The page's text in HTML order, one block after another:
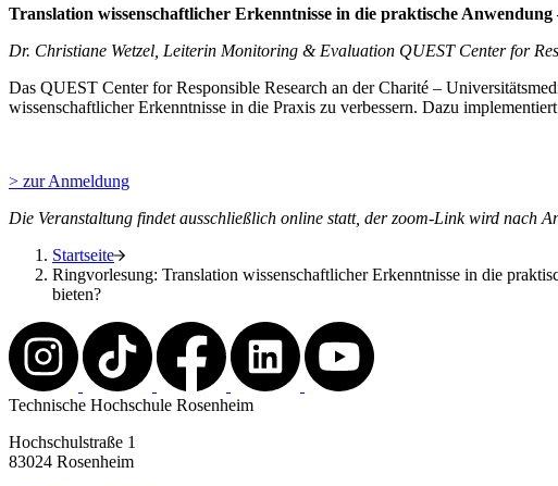
Translation wissenschaftlicher Erkenntnisse in die praktische
Dr. Christiane Wetzel, Leiterin Monitoring & Evaluation QUEST Center for
Das QUEST Center for Responsible Research an der Charité –
wissenschaftlicher Erkenntnisse in die Praxis zu verbessern. Dazu
> zur Anmeldung
Die Veranstaltung findet ausschließlich online statt, der zoom-Link wird nach
Startseite
Ringvorlesung: Translation wissenschaftlicher Erkenntnisse in die
bieten?
Technische Hochschule Rosenheim
Hochschulstraße 1
83024 Rosenheim